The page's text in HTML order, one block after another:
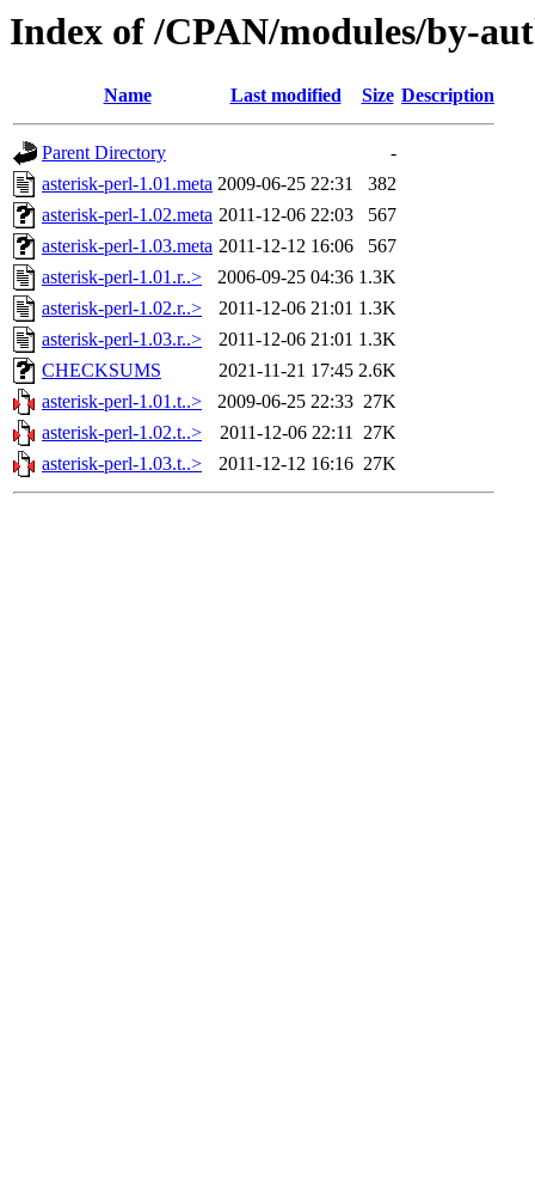
Index of /CPAN/modules/by-
Name Last modified Size Description
Parent Directory
-
asterisk-perl-1.01.meta 2009-06-25 22:31
382
asterisk-perl-1.02.meta 2011-12-06 22:03
567
asterisk-perl-1.03.meta 2011-12-12 16:06
567
asterisk-perl-1.01.r..>
2006-09-25 04:36 1.3K
asterisk-perl-1.02.r..>
2011-12-06 21:01 1.3K
asterisk-perl-1.03.r..>
2011-12-06 21:01 1.3K
CHECKSUMS
2021-11-21 17:45 2.6K
asterisk-perl-1.01.t..>
2009-06-25 22:33 27K
asterisk-perl-1.02.t..>
2011-12-06 22:11 27K
asterisk-perl-1.03.t..>
2011-12-12 16:16 27K